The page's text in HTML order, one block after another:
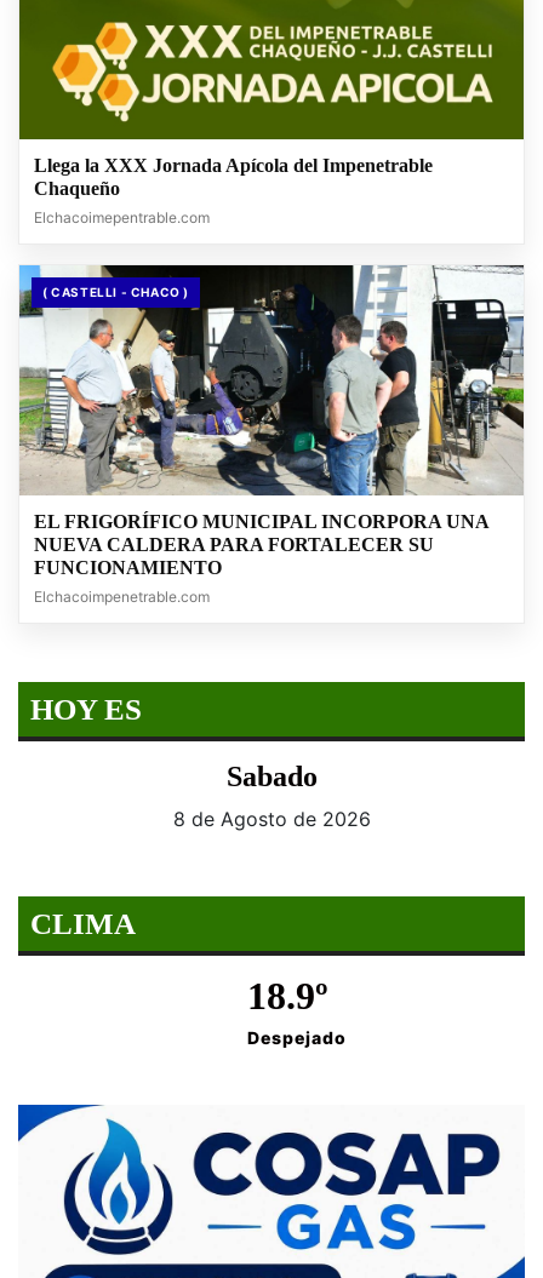
Llega la XXX Jornada Apícola del Impenetrable
Chaqueño
Elchacoimepentrable.com
( CASTELLI - CHACO )
EL FRIGORÍFICO MUNICIPAL INCORPORA UNA
NUEVA CALDERA PARA FORTALECER SU
FUNCIONAMIENTO
Elchacoimpenetrable.com
HOY ES
Sabado
8 de Agosto de 2026
CLIMA
18.9º
Despejado